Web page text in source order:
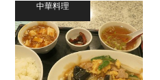
中華料理